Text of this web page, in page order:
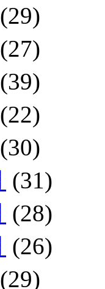
(29)
(27)
(39)
(22)
(30)
(31)
(28)
(26)
(29)